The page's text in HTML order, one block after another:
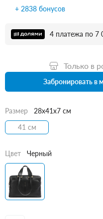
+ 2838 бонусов
4 платежа по 7
Только в
Забронировать в
Размер
28x41x7 см
41 см
Цвет Черный